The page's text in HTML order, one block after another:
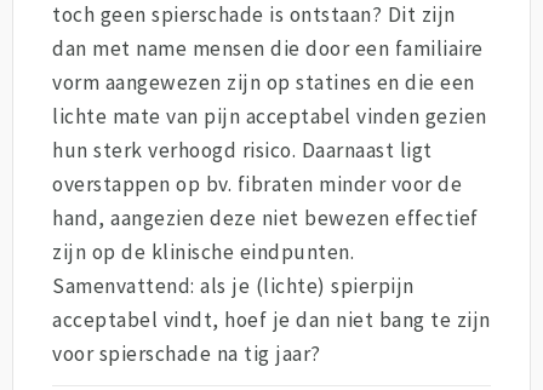
toch geen spierschade is ontstaan? Dit zijn
dan met name mensen die door een familiaire
vorm aangewezen zijn op statines en die een
lichte mate van pijn acceptabel vinden gezien
hun sterk verhoogd risico. Daarnaast ligt
overstappen op bv. fibraten minder voor de
hand, aangezien deze niet bewezen effectief
zijn op de klinische eindpunten.
Samenvattend: als je (lichte) spierpijn
acceptabel vindt, hoef je dan niet bang te zijn
voor spierschade na tig jaar?